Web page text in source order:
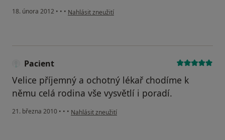
18. února 2012 • • • podle názoru uživatele Váš účet byl odstraněn
Nahlásit zneužití
Pacient
Velice příjemný a ochotný lékař chodíme k
němu celá rodina vše vysvětlí i poradí.
21. března 2010 • • • podle názoru uživatele Pacient
Nahlásit zneužití